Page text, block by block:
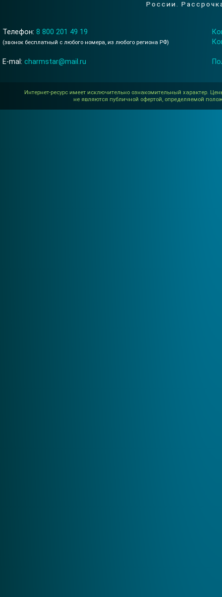
России.
Телефон: 8 800 201 49 19
(зво­нок бесп­лат­ный с лю­бого но­мера, из лю­бого ре­гиона РФ)
E-mal: charmstar@mail.ru
Интернет-ресурс имеет исключительно ознакомительный характер.
не являются публичной офертой, определяемой